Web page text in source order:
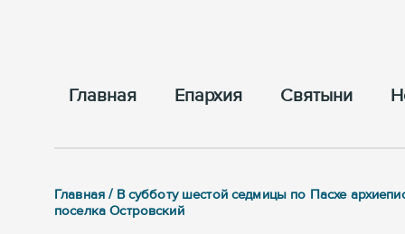
Главная Епархия Cвятыни
Главная / В субботу шестой седмицы по Пасхе
поселка Островский